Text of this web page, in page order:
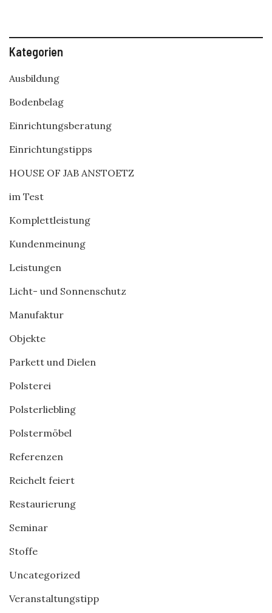
Kategorien
Ausbildung
Bodenbelag
Einrichtungsberatung
Einrichtungstipps
HOUSE OF JAB ANSTOETZ
im Test
Komplettleistung
Kundenmeinung
Leistungen
Licht- und Sonnenschutz
Manufaktur
Objekte
Parkett und Dielen
Polsterei
Polsterliebling
Polstermöbel
Referenzen
Reichelt feiert
Restaurierung
Seminar
Stoffe
Uncategorized
Veranstaltungstipp